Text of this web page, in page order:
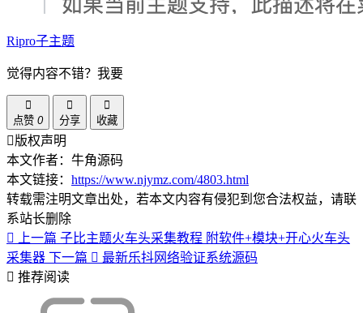
Ripro子主题
觉得内容不错？我要
点赞 0 分享 收藏
版权声明
本文作者：牛角源码
本文链接： https://www.njymz.com/4803.html
转载需注明文章出处，若本文内容有侵犯到您合法权益，请联
系站长删除
上一篇 子比主题火车头采集教程 附软件+模块+开心火车头
采集器 下一篇
最新乐抖网络验证系统源码
推荐阅读